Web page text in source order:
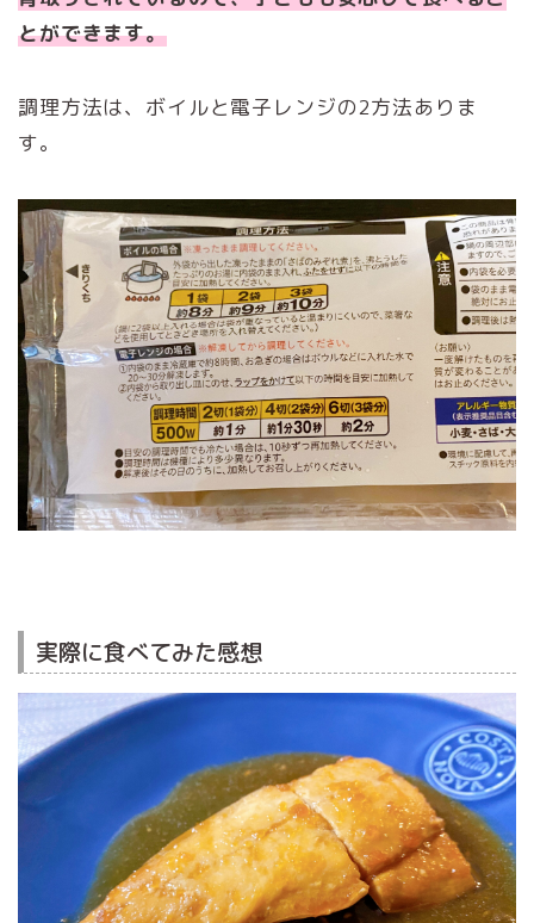
とができます。
調理方法は、ボイルと電子レンジの2方法ありま
す。
実際に食べてみた感想